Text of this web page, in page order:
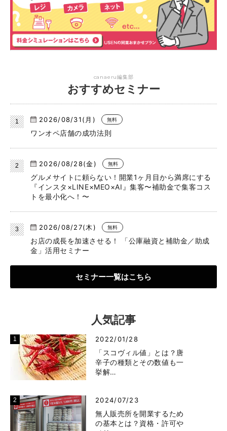
canaeru編集部
おすすめセミナー
2026/08/31(月) 無料
ワンオペ店舗の成功法則
2026/08/28(金) 無料
グルメサイトに頼らない！開業1ヶ月目から満席にする
『インスタ×LINE×MEO×AI』集客〜補助金で集客コス
トを最小化へ！〜
2026/08/27(木) 無料
お店の成長を加速させる！ 「公庫融資と補助金／助成
金」活用セミナー
セミナー一覧はこちら
人気記事
2022/01/28
「スコヴィル値」とは？唐
辛子の種類とその数値も一
挙解…
2024/07/23
無人販売所を開業するため
の基本とは？資格・許可や